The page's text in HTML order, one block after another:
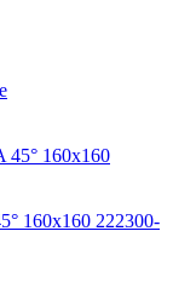
160x160 222300-